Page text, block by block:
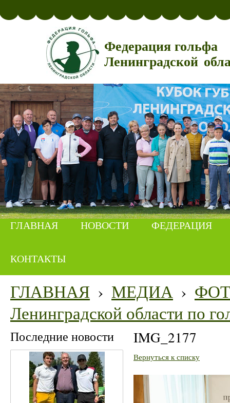
Федерация гольфа
Ленинградской
ГЛАВНАЯ НОВОСТИ ФЕДЕРАЦИЯ
КОНТАКТЫ
ГЛАВНАЯ › МЕДИА ›
Ленинградской области по
Последние новости IMG_2177
Вернуться к списку